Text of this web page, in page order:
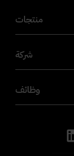
منتجات
شركة
وظائف